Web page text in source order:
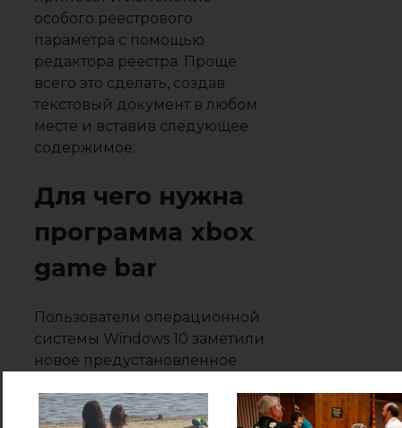
особого реестрового
параметра с помощью
редактора реестра. Проще
всего это сделать, создав
текстовый документ в любом
месте и вставив следующее
содержимое:
Для чего нужна
программа xbox
game bar
Пользователи операционной
системы Windows 10 заметили
новое предустановленное
большой набор инструментов
и возможностей, которые